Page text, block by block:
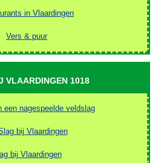
in Vlaardingen
Vers & puur
VLAARDINGEN 1018
een nagespeelde veldslag
bij Vlaardingen
bij Vlaardingen